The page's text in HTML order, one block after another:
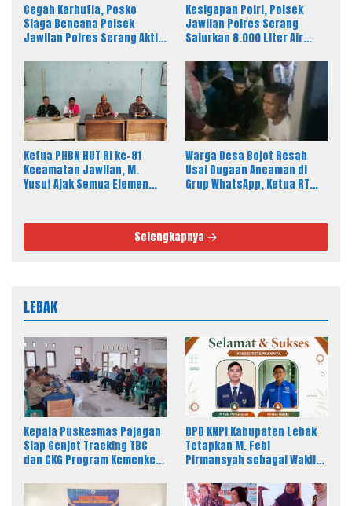
Cegah Karhutla, Posko
Siaga Bencana Polsek
Jawilan Polres Serang Aktif
Kesigapan Polri, Polsek
Jawilan Polres Serang
Salurkan 8.000 Liter Air
Majasari
Ketua PHBN HUT RI ke-81
Kecamatan Jawilan, M.
Yusuf Ajak Semua Elemen
Warga Desa Bojot Resah
Usai Dugaan Ancaman di
Grup WhatsApp, Ketua RT
Selengkapnya
LEBAK
Kepala Puskesmas Pajagan
Siap Genjot Tracking TBC
dan CKG Program Kemenkes
DPD KNPI Kabupaten Lebak
Tetapkan M. Febi
Pirmansyah sebagai Wakil
Amanah Besar